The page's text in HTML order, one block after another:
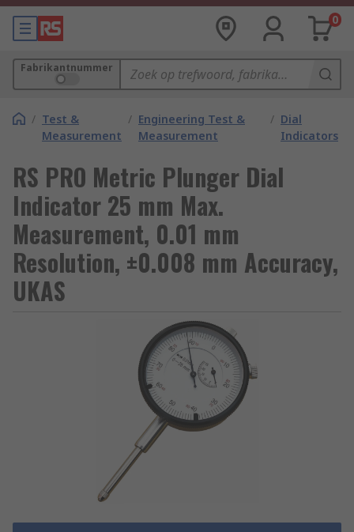
0
Fabrikantnummer
/ Test &
Measurement
/ Engineering Test &
Measurement
/ Dial
Indicators
RS PRO Metric Plunger Dial
Indicator 25 mm Max.
Measurement, 0.01 mm
Resolution, ±0.008 mm Accuracy,
UKAS